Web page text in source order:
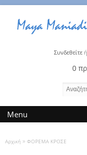
Συνδεθείτε ή
0
Menu
Αρχική » ΦΟΡΕΜΑ ΚΡΟΣΕ